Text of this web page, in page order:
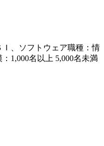
、ソフトウェア職種 ：情
： 1,000名以上 5,000名未満